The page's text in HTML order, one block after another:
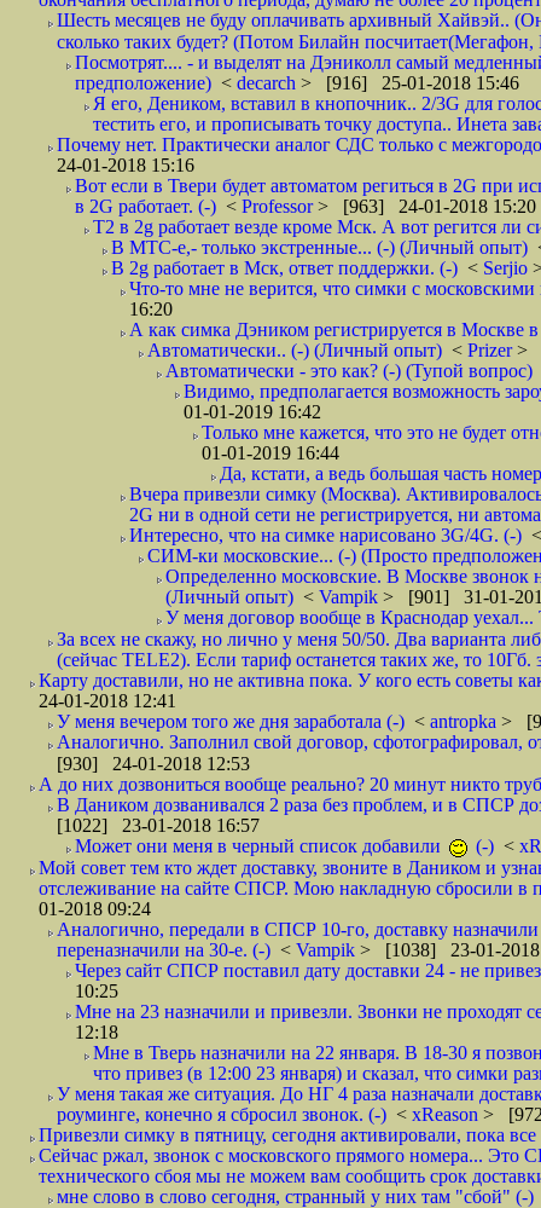
Шесть месяцев не буду оплачивать архивный Хайвэй..
сколько таких будет? (Потом Билайн
Посмотрят.... - и выделят на Дэниколл самый
предположение) < decarch > [916] 25-01-2018 15:46
Я его, Деником, вставил в кнопочник.. 2/3G для
тестить его, и прописывать точку доступа.. Инета
Почему нет. Практически аналог СДС только с
24-01-2018 15:16
Вот если в Твери будет автоматом региться в 2G при
в 2G работает. (-) < Professor> [963] 24-01-2018 15:20
T2 в 2g работает везде кроме Мск. А вот регится
В МТС-е,- только экстренные... (-) (Личный опыт)
В 2g работает в Мск, ответ поддержки. (-) < Serjio
Что-то мне не верится, что симки с
16:20
А как симка Дэником регистрируется в Москве
Автоматически.. (-) (Личный опыт) < Prizer>
Автоматически - это как? (-) (Тупой вопрос)
Видимо, предполагается возможность
01-01-2019 16:42
Только мне кажется, что это не будет
01-01-2019 16:44
Да, кстати, а ведь большая часть
Вчера привезли симку (Москва).
2G ни в одной сети не регистрируется, ни
Интересно, что на симке нарисовано 3G/4G. (-)
СИМ-ки московские... (-) (Просто
Определенно московские. В Москве звонок
(Личный опыт) < Vampik > [901] 31-01-
У меня договор вообще в Краснодар
За всех не скажу, но лично у меня 50/50. Два варианта
(сейчас TELE2). Если тариф останется таких же, то
Карту доставили, но не активна пока. У кого есть советы
24-01-2018 12:41
У меня вечером того же дня заработала (-) < antropka >
Аналогично. Заполнил свой договор,
[930] 24-01-2018 12:53
А до них дозвониться вообще реально? 20 минут никто
В Даником дозванивался 2 раза без проблем, и в СПСР
[1022] 23-01-2018 16:57
Может они меня в черный список добавили
(-) <
Мой совет тем кто ждет доставку, звоните в Даником и
отслеживание на сайте СПСР. Мою накладную сбросили
01-2018 09:24
Аналогично, передали в СПСР 10-го, доставку
переназначили на 30-е. (-) < Vampik > [1038] 23-01-2018
Через сайт СПСР поставил дату доставки 24 - не
10:25
Мне на 23 назначили и привезли. Звонки не
12:18
Мне в Тверь назначили на 22 января. В 18-30 я
что привез (в 12:00 23 января) и сказал, что симки
У меня такая же ситуация. До НГ 4 раза назначали
роуминге, конечно я сбросил звонок. (-) < xReason >
Привезли симку в пятницу, сегодня активировали, пока
Сейчас ржал, звонок с московского прямого номера... Это
технического сбоя мы не можем вам сообщить срок
мне слово в слово сегодня, странный у них там "сбой" (-)